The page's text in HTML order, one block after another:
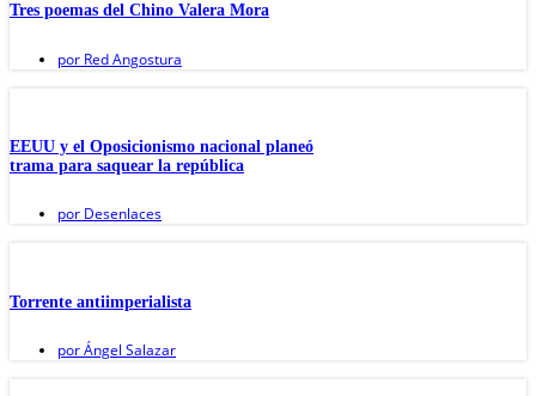
Tres poemas del Chino Valera Mora
por Red Angostura
EEUU y el Oposicionismo nacional planeó
trama para saquear la república
por Desenlaces
Torrente antiimperialista
porÁngel Salazar